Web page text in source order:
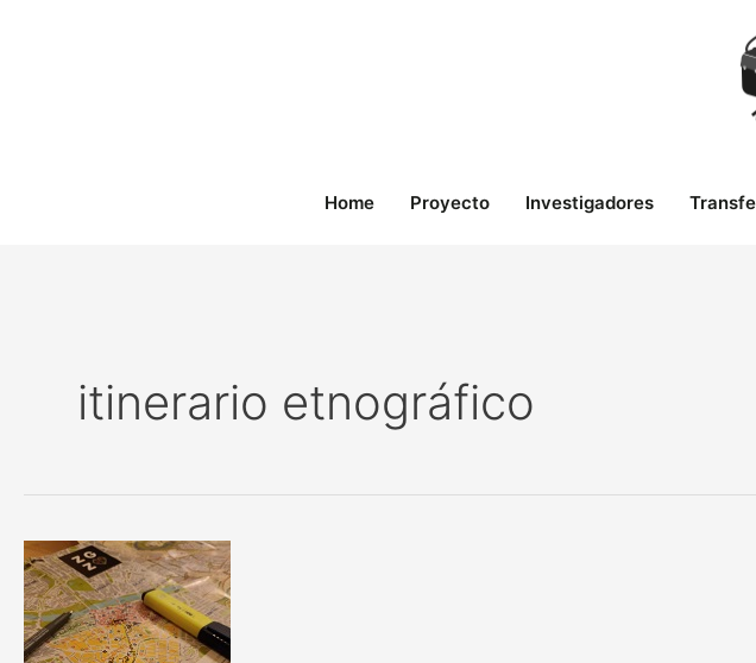
Home Proyecto Investigadores
itinerario etnográfico
Itinerario
etnográfico
–
24